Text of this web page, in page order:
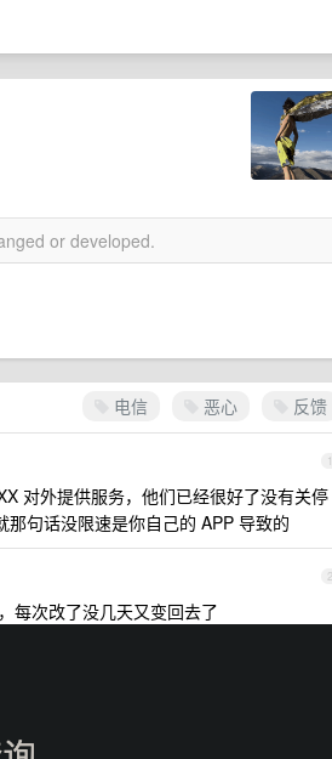
or developed.
电信 恶心 反馈
1
对外提供服务，他们已经很好了没有关停
句话没限速是你自己的 APP 导致的
2
每次改了没几天又变回去了